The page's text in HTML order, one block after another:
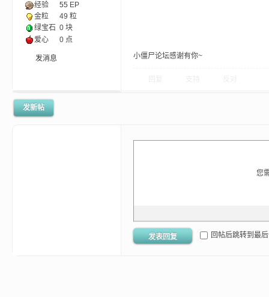
经验 55 EP
金粒
49 粒
绿宝石 0 块
爱心
0 点
发消息 小僵尸论坛感谢有你~
发新帖
您
发表回复 回帖后跳转到最